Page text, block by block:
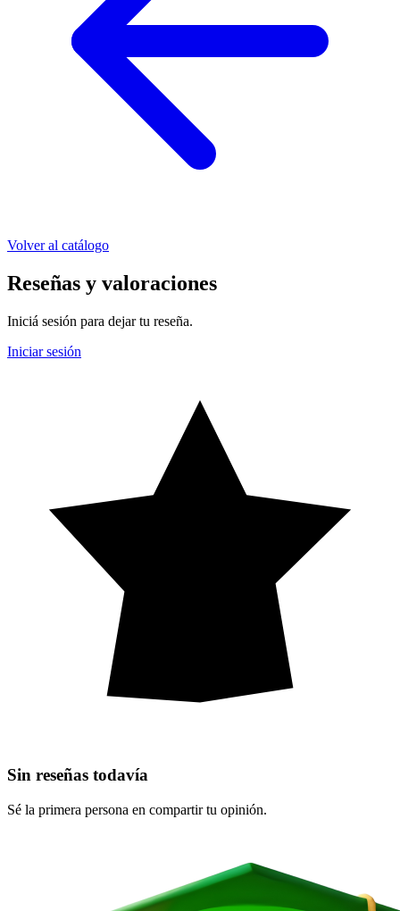
Volver al catálogo
Reseñas y valoraciones
Iniciá sesión para dejar tu reseña.
Iniciar sesión
Sin reseñas todavía
Sé la primera persona en compartir tu opinión.